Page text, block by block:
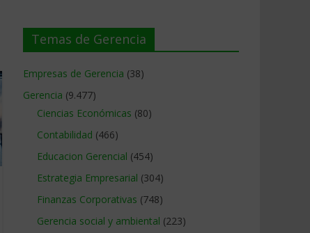
Temas de Gerencia
Empresas de Gerencia (38)
Gerencia (9.477)
Ciencias Económicas (80)
Contabilidad (466)
Educacion Gerencial (454)
Estrategia Empresarial (304)
Finanzas Corporativas (748)
Gerencia social y ambiental (223)